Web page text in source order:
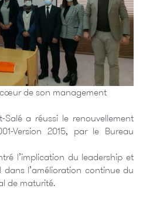
cœur de son management
Salé a réussi le renouvellement
Version 2015, par le Bureau
l’implication du leadership et
dans l’amélioration continue du
de maturité.